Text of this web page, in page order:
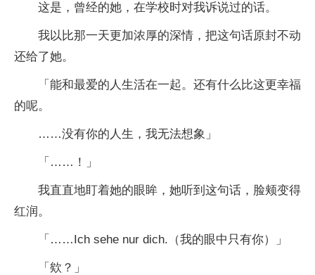
这是，曾经的她，在学校时对我诉说过的话。
我以比那一天更加浓厚的深情，把这句话原封不动
还给了她。
「能和最爱的人生活在一起。还有什么比这更幸福
的呢。
……没有你的人生，我无法想象」
「……！」
我直直地盯着她的眼眸，她听到这句话，脸颊变得
红润。
「……Ich sehe nur dich.（我的眼中只有你）」
「欸？」